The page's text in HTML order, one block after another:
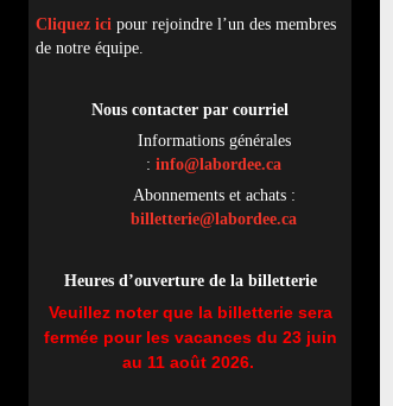
Cliquez ici pour rejoindre l’un des membres
de notre équipe.
Nous contacter par courriel
Informations générales
: info@labordee.ca
Abonnements et achats :
billetterie@labordee.ca
Heures d’ouverture de la billetterie
Veuillez noter que la billetterie sera
fermée pour les vacances du 23 juin
au 11 août 2026.